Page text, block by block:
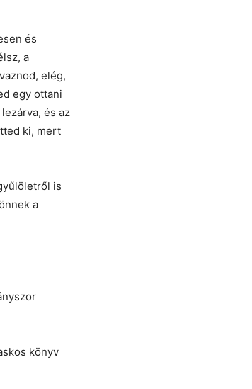
és
a
elég,
egy ottani
és az
ki, mert
is
a
könyv